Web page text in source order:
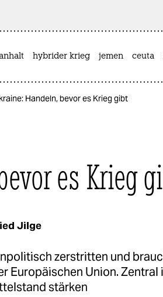
hybrider krieg jemen ceuta
Handeln, bevor es Krieg gibt
es Krieg
Jilge
zerstritten und
Europäischen Union.
stärken